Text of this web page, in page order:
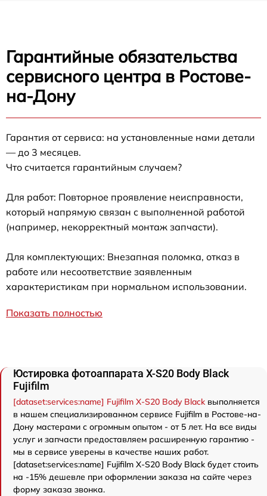
Гарантийные обязательства
сервисного центра в Ростове-
на-Дону
Гарантия от сервиса: на установленные нами детали
— до 3 месяцев.
Что считается гарантийным случаем?
Для работ: Повторное проявление неисправности,
который напрямую связан с выполненной работой
(например, некорректный монтаж запчасти).
Для комплектующих: Внезапная поломка, отказ в
работе или несоответствие заявленным
характеристикам при нормальном использовании.
Показать полностью
Юстировка фотоаппарата X-S20 Body Black
Fujifilm
[dataset:services:name] Fujifilm X-S20 Body Blackвыполняется
в нашем специализированном сервисе Fujifilm в Ростове-на-
Дону мастерами с огромным опытом - от 5 лет. На все виды
услуг и запчасти предоставляем расширенную гарантию -
мы в сервисе уверены в качестве наших работ.
[dataset:services:name] Fujifilm X-S20 Body Black будет стоить
на -15% дешевле при оформлении заказа на сайте через
форму заказа звонка.